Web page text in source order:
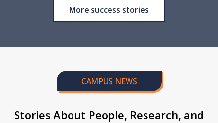
More success stories
CAMPUS NEWS
Stories About People, Research, and